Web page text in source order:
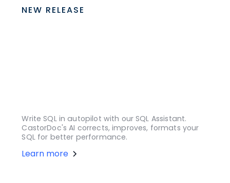
NEW RELEASE
Write SQL in autopilot with our SQL Assistant.
CastorDoc's AI corrects, improves, formats your
SQL for better performance.
Learn more